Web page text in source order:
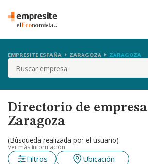
EMPRESITE ESPAÑA ZARAGOZA ZARAGOZA
Buscar
Directorio de
Zaragoza
(Búsqueda realizada por el usuario)
Ver más información
Filtros Ubicación